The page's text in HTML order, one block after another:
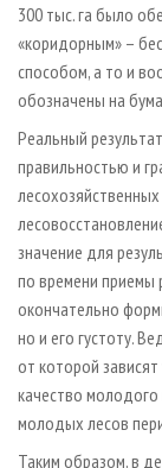
300 тыс. га было
«коридорным» –
способом, а то и
обозначены на
Реальный
правильностью и
значение для
по времени приемы
окончательно
но и его густоту.
от которой
качество
молодых лесов
Таким образом, в